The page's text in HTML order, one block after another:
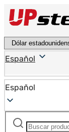
Español
Español
Buscar: